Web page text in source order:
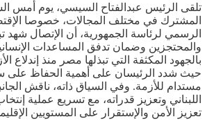
تلقى الرئيس عبدالفتاح السيسي، يوم أمس
المشترك في مختلف المجالات، خصوصا
الرسمي لرئاسة الجمهورية، أن الإتصال
والمحتجزين وضمان تدفق المساعدات
بالجهود المكثفة التي تبذلها مصر منذ
حيث شدد الرئيسان على أهمية الحفاظ على
اللبناني وتعزيز قدراته، مع تسريع عملية
تعزيز الأمن والإستقرار على المستويين